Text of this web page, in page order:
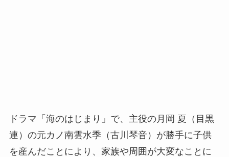
ドラマ「海のはじまり」で、主役の月岡 夏（目黒
連）の元カノ南雲水季（古川琴音）が勝手に子供
を産んだことにより、家族や周囲が大変なことに